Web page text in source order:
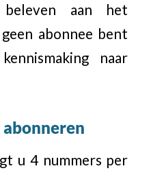
aan het
abonnee bent
naar
u 4 nummers per